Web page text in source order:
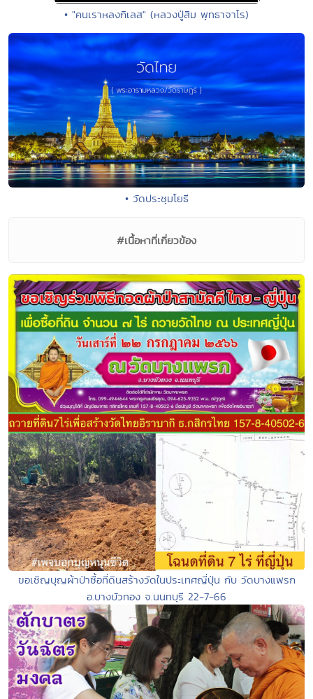
• "คนเราหลงกิเลส" (หลวงปู่สิม พุทธาจาโร)
• วัดประชุมโยธี
#เนื้อหาที่เกี่ยวข้อง
ขอเชิญบุญผ้าป่าซื้อที่ดินสร้างวัดในประเทศญี่ปุ่น กับ วัดบางแพรก
อ.บางบัวทอง จ.นนทบุรี 22-7-66